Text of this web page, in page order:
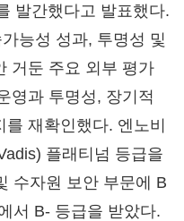
발간했다고 발표했다.
능성 성과, 투명성 및
거둔 주요 외부 평가
영과 투명성, 장기적
재확인했다. 엔노비
플래티넘 등급을
수자원 보안 부문에 B
서 B- 등급을 받았다.